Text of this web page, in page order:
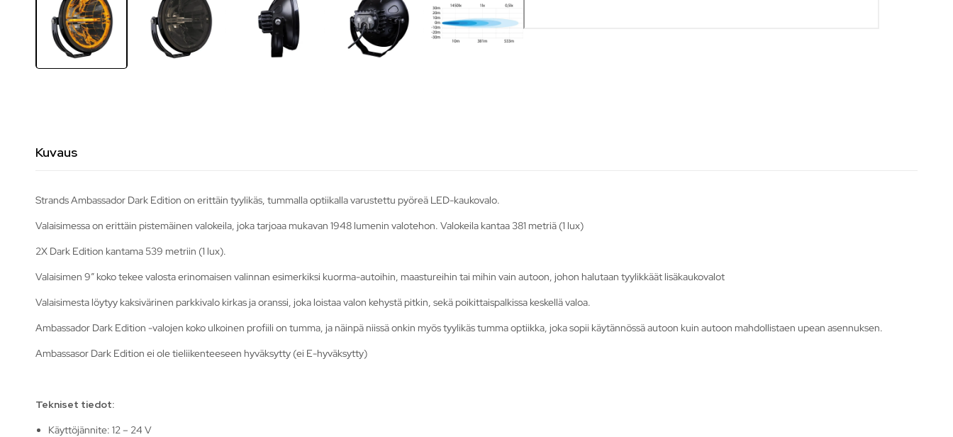
Kuvaus
Strands Ambassador Dark Edition on erittäin tyylikäs, tummalla optiikalla varustettu pyöreä LED-kaukovalo.
Valaisimessa on erittäin pistemäinen valokeila, joka tarjoaa mukavan 1948 lumenin valotehon. Valokeila kantaa 381 metriä (1 lux)
2X Dark Edition kantama 539 metriin (1 lux).
Valaisimen 9″ koko tekee valosta erinomaisen valinnan esimerkiksi kuorma-autoihin, maastureihin tai mihin vain autoon, johon halutaan tyylikkäät lisäkaukovalot
Valaisimesta löytyy kaksivärinen parkkivalo kirkas ja oranssi, joka loistaa valon kehystä pitkin, sekä poikittaispalkissa keskellä valoa.
Ambassador Dark Edition -valojen koko ulkoinen profiili on tumma, ja näinpä niissä onkin myös tyylikäs tumma optiikka, joka sopii käytännössä autoon kuin autoon mahdollistaen upean asennuksen.
Ambassasor Dark Edition ei ole tieliikenteeseen hyväksytty (ei E-hyväksytty)
Tekniset tiedot:
Käyttöjännite: 12 – 24 V